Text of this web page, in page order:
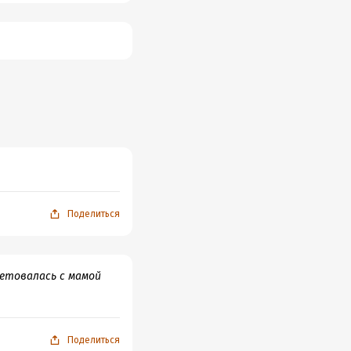
то еще и так
Поделиться
с мамой
Поделиться